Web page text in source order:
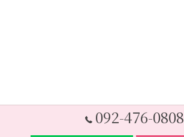
092-476-0808